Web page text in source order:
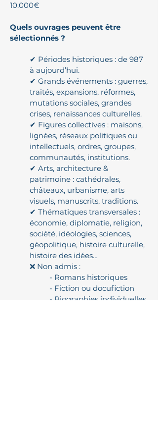
10.000€
Quels ouvrages peuvent être
sélectionnés ?
✔ Périodes historiques : de 987
à aujourd’hui.
✔ Grands événements : guerres,
traités, expansions, réformes,
mutations sociales, grandes
crises, renaissances culturelles.
✔ Figures collectives : maisons,
lignées, réseaux politiques ou
intellectuels, ordres, groupes,
communautés, institutions.
✔ Arts, architecture &
patrimoine : cathédrales,
châteaux, urbanisme, arts
visuels, manuscrits, traditions.
✔ Thématiques transversales :
économie, diplomatie, religion,
société, idéologies, sciences,
géopolitique, histoire culturelle,
histoire des idées…
❌ Non admis :
- Romans historiques
- Fiction ou docufiction
- Biographies individuelles